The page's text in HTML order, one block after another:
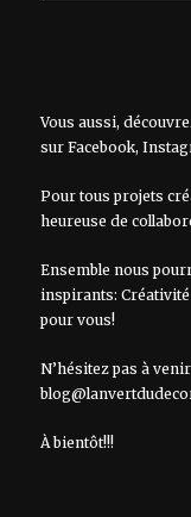
Vous aussi,
sur Facebook,
Pour tous projets
heureuse de
Ensemble nous
inspirants:
pour vous!
N’hésitez pas à
À bientôt!!!